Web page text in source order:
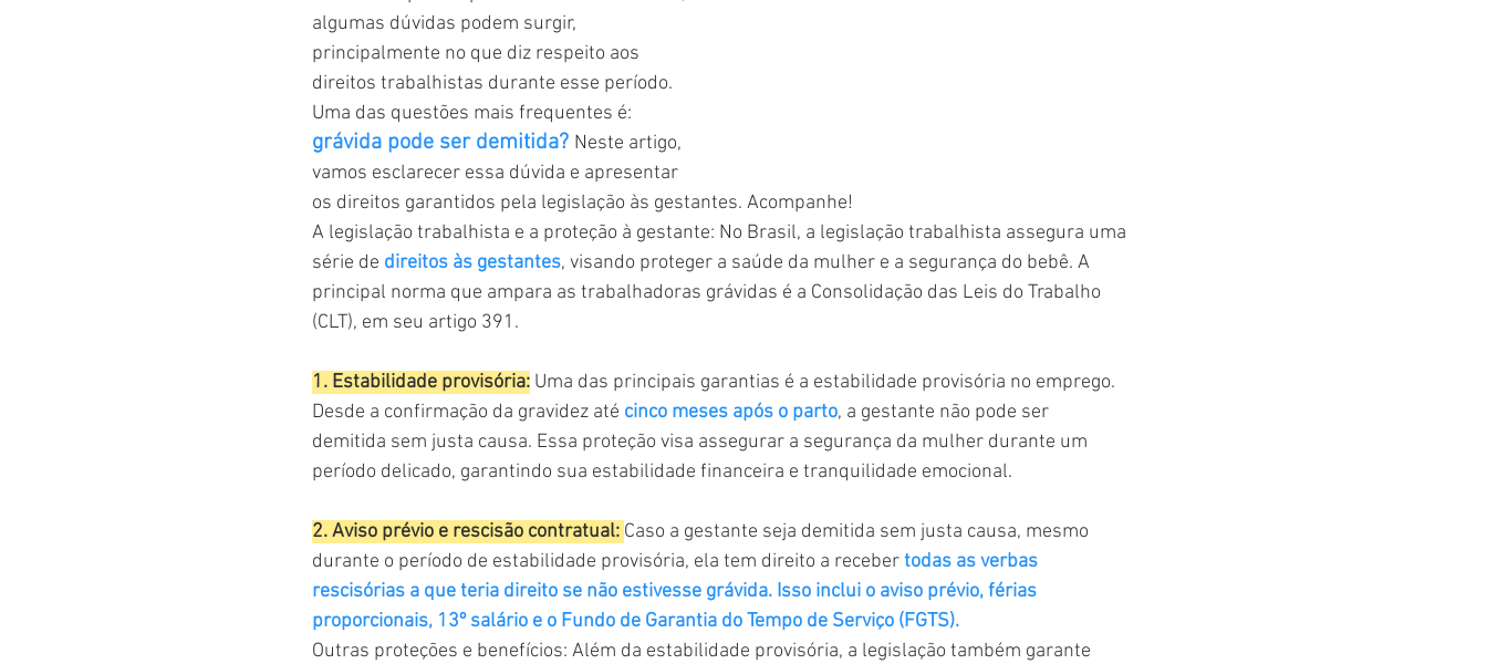
algumas dúvidas podem surgir,
principalmente no que diz respeito aos
direitos trabalhistas durante esse período.
Uma das questões mais frequentes é:
grávida pode ser demitida? Neste artigo,
vamos esclarecer essa dúvida e apresentar
os direitos garantidos pela legislação às gestantes. Acompanhe!
A legislação trabalhista e a proteção à gestante: No Brasil, a legislação trabalhista assegura uma
série de direitos às gestantes, visando proteger a saúde da mulher e a segurança do bebê. A
principal norma que ampara as trabalhadoras grávidas é a Consolidação das Leis do Trabalho
(CLT), em seu artigo 391.
1. Estabilidade provisória: Uma das principais garantias é a estabilidade provisória no emprego.
Desde a confirmação da gravidez até cinco meses após o parto, a gestante não pode ser
demitida sem justa causa. Essa proteção visa assegurar a segurança da mulher durante um
período delicado, garantindo sua estabilidade financeira e tranquilidade emocional.
2. Aviso prévio e rescisão contratual: Caso a gestante seja demitida sem justa causa, mesmo
durante o período de estabilidade provisória, ela tem direito a receber todas as verbas
rescisórias a que teria direito se não estivesse grávida. Isso inclui o aviso prévio, férias
proporcionais, 13º salário e o Fundo de Garantia do Tempo de Serviço (FGTS).
Outras proteções e benefícios: Além da estabilidade provisória, a legislação também garante